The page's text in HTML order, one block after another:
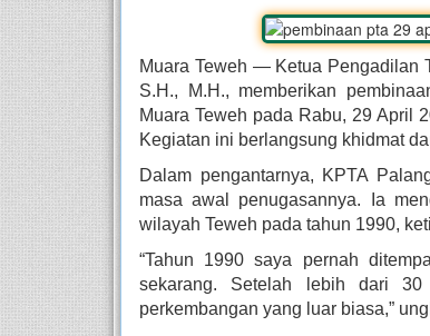
Muara Teweh — Ketua Pengadilan
S.H., M.H., memberikan
Muara Teweh pada Rabu, 29 April
Kegiatan ini berlangsung khidmat
Dalam pengantarnya, KPTA
masa awal penugasannya. Ia
wilayah Teweh pada tahun 1990,
“Tahun 1990 saya pernah
sekarang. Setelah lebih dari
perkembangan yang luar biasa,”